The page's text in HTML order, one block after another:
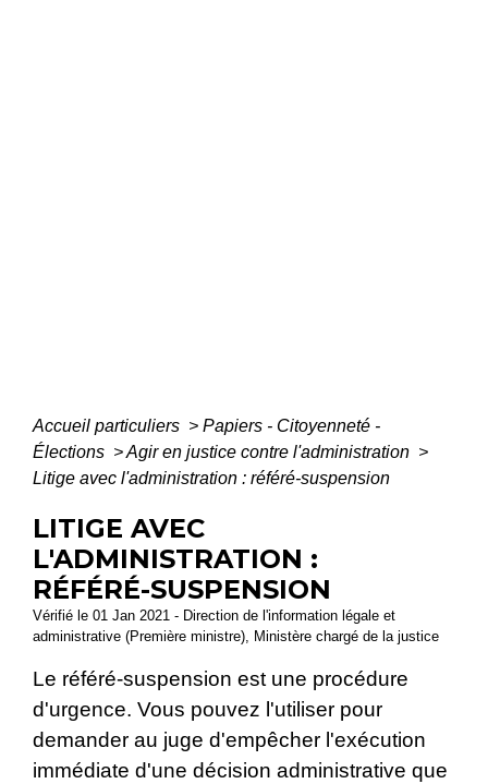
Accueil particuliers > Papiers - Citoyenneté -
Élections >Agir en justice contre l'administration >
Litige avec l'administration : référé-suspension
LITIGE AVEC
L'ADMINISTRATION :
RÉFÉRÉ-SUSPENSION
Vérifié le 01 Jan 2021 - Direction de l'information légale et
administrative (Première ministre), Ministère chargé de la justice
Le référé-suspension est une procédure
d'urgence. Vous pouvez l'utiliser pour
demander au juge d'empêcher l'exécution
immédiate d'une décision administrative que